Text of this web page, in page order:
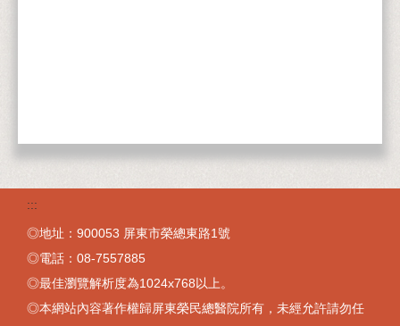
:::
◎地址：900053 屏東市榮總東路1號
◎電話：08-7557885
◎最佳瀏覽解析度為1024x768以上。
◎本網站內容著作權歸屏東榮民總醫院所有，未經允許請勿任